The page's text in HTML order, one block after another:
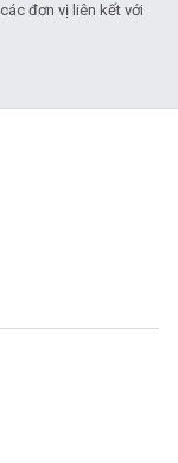
đơn vị liên kết với